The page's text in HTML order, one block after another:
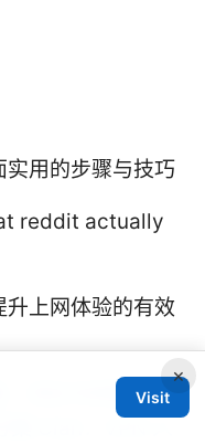
用的步骤与技巧
reddit actually
上网体验的有效
对比与实操要
×
Visit